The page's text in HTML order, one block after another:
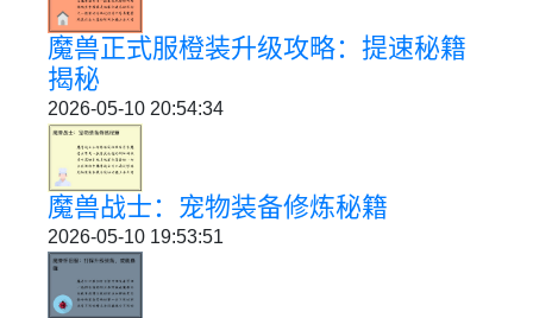
魔兽正式服橙装升级攻略：提速秘籍
揭秘
2026-05-10 20:54:34
魔兽战士：宠物装备修炼秘籍
2026-05-10 19:53:51